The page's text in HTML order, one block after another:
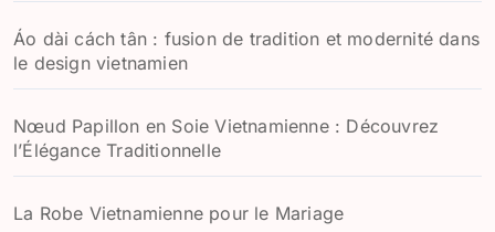
Áo dài cách tân : fusion de tradition et modernité dans
le design vietnamien
Nœud Papillon en Soie Vietnamienne : Découvrez
l’Élégance Traditionnelle
La Robe Vietnamienne pour le Mariage